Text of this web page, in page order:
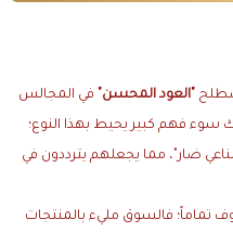
"العود المحسن"
في المجالس
سوء فهم كبير يحيط بهذا النوع؛
ضار"، مما يجعلهم يترددون في
تماماً؛ فالسوق مليء بالمنتجات